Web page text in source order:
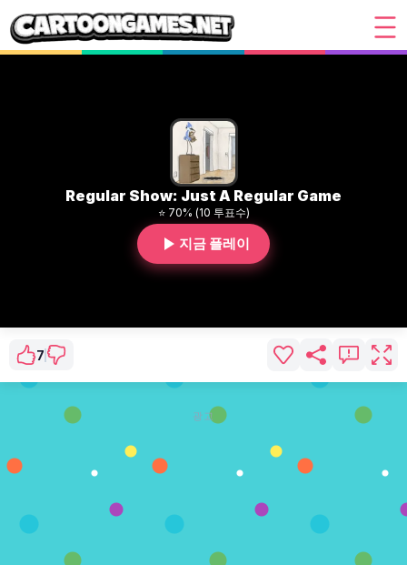
Regular Show: Just A Regular Game
⭐ 70% (10 투표수)
지금 플레이
7
광고